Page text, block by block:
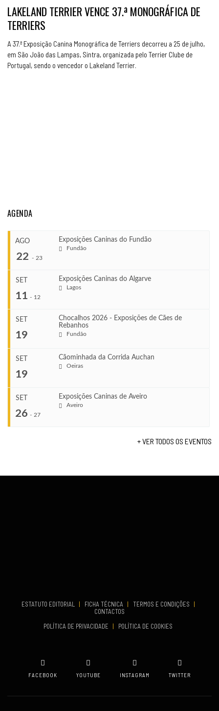
LAKELAND TERRIER VENCE 37.ª MONOGRÁFICA DE
TERRIERS
A 37.ª Exposição Canina Monográfica de Terriers decorreu a 25 de julho,
em São João das Lampas, Sintra, organizada pelo Terrier Clube de
Portugal, sendo o vencedor o Lakeland Terrier.
AGENDA
AGO
22 - 23
Exposições Caninas do Fundão
Fundão
Ago 22, 2026
Ago 23, 2026
VENUE
SET
11 - 12
Exposições Caninas do Algarve
Lagos
Set 11, 2026
Set 12, 2026
VENUE
SET
19
Chocalhos 2026 - Exposições de Cães de
Rebanhos
Fundão
Set 19, 2026
SET
19
Cãominhada da Corrida Auchan
Oeiras
SET
26 - 27
Exposições Caninas de Aveiro
Aveiro
+ VER TODOS OS EVENTOS
ESTATUTO EDITORIAL | FICHA TÉCNICA | TERMOS E CONDIÇÕES
|
CONTACTOS
POLÍTICA DE PRIVACIDADE
| POLÍTICA DE COOKIES
FACEBOOK YOUTUBE INSTAGRAM TWITTER